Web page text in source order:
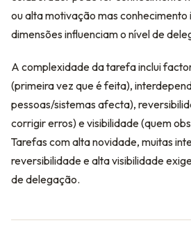
ou alta motivação mas conhecimento
dimensões influenciam o nível de
A complexidade da tarefa inclui
(primeira vez que é feita),
pessoas/sistemas afecta),
corrigir erros) e visibilidade (quem
Tarefas com alta novidade, muitas
reversibilidade e alta visibilidade
de delegação.